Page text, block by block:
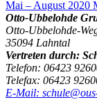
Mai – August 2020
Otto-Ubbelohde
Otto-Ubbelohde-
35094 Lahntal
Vertreten durch:
Telefon: 06423
Telefax: 06423
E-Mail: